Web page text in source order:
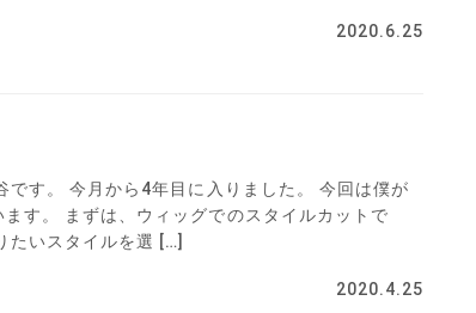
2020.6.25
です。 今月から4年目に入りました。 今回は僕が
す。 まずは、ウィッグでのスタイルカットで
たいスタイルを選 […]
2020.4.25